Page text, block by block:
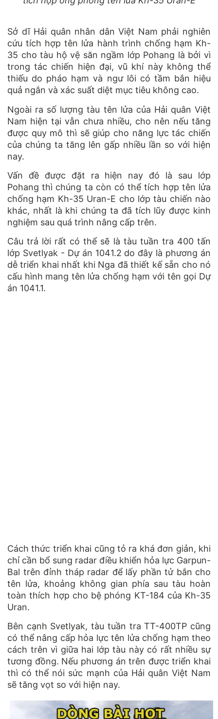
Sở dĩ Hải quân nhân dân Việt Nam phải nghiên
cứu tích hợp tên lửa hành trình chống hạm Kh-
35 cho tàu hộ vệ săn ngầm lớp Pohang là bởi vì
trong tác chiến hiện đại, vũ khí này không thể
thiếu do pháo hạm và ngư lôi có tầm bắn hiệu
quả ngắn và xác suất diệt mục tiêu không cao.
Ngoài ra số lượng tàu tên lửa của Hải quân Việt
Nam hiện tại vẫn chưa nhiều, cho nên nếu tăng
được quy mô thì sẽ giúp cho năng lực tác chiến
của chúng ta tăng lên gấp nhiều lần so với hiện
nay.
Vấn đề được đặt ra hiện nay đó là sau lớp
Pohang thì chúng ta còn có thể tích hợp tên lửa
chống hạm Kh-35 Uran-E cho lớp tàu chiến nào
khác, nhất là khi chúng ta đã tích lũy được kinh
nghiệm sau quá trình nâng cấp trên.
Câu trả lời rất có thể sẽ là tàu tuần tra 400 tấn
lớp Svetlyak - Dự án 1041.2 do đây là phương án
dễ triển khai nhất khi Nga đã thiết kế sẵn cho nó
cấu hình mang tên lửa chống hạm với tên gọi Dự
án 1041.1.
Cách thức triển khai cũng tỏ ra khá đơn giản, khi
chỉ cần bổ sung radar điều khiển hỏa lực Garpun-
Bal trên đỉnh tháp radar để lấy phần tử bắn cho
tên lửa, khoảng không gian phía sau tàu hoàn
toàn thích hợp cho bệ phóng KT-184 của Kh-35
Uran.
Bên cạnh Svetlyak, tàu tuần tra TT-400TP cũng
có thể nâng cấp hỏa lực tên lửa chống hạm theo
cách trên vì giữa hai lớp tàu này có rất nhiều sự
tương đồng. Nếu phương án trên được triển khai
thì có thể nói sức mạnh của Hải quân Việt Nam
sẽ tăng vọt so với hiện nay.